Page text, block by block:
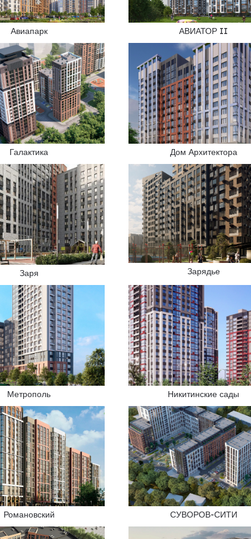
Авиапарк АВИАТОР II
Галактика Дом Архитектора
Заря Зарядье
Метрополь Никитинские сады
Романовский СУВОРОВ-СИТИ